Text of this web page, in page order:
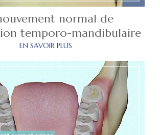
normal de
temporo-mandibulaire
EN SAVOIR PLUS